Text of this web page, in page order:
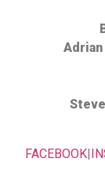
FACEBOOK|